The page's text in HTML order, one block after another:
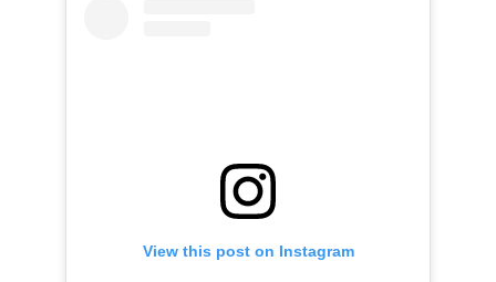
View this post on Instagram